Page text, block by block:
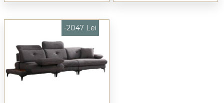
-2047 Lei